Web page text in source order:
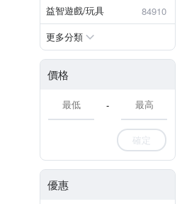
益智遊戲/玩具
84910
更多分類
價格
-
確定
優惠